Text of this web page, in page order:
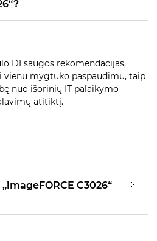
DI saugos rekomendacijas,
mygtuko paspaudimu, taip
nuo išorinių IT palaikymo
atitiktį.
C3026“